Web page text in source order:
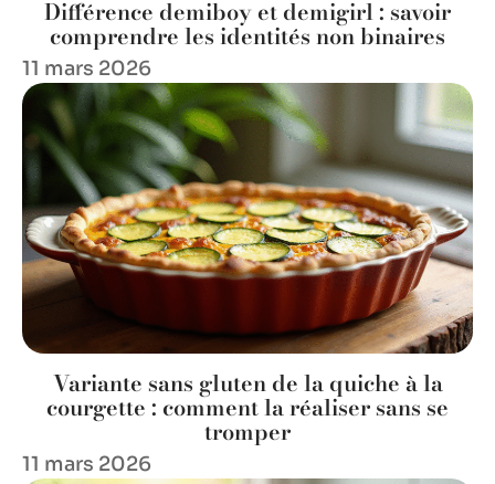
Différence demiboy et demigirl : savoir
comprendre les identités non binaires
11 mars 2026
Variante sans gluten de la quiche à la
courgette : comment la réaliser sans se
tromper
11 mars 2026